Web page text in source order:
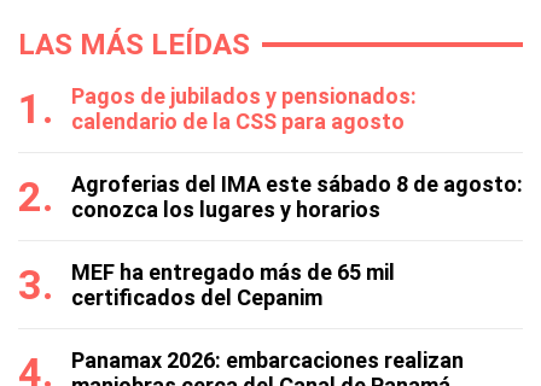
LAS MÁS LEÍDAS
Pagos de jubilados y pensionados:
calendario de la CSS para agosto
Agroferias del IMA este sábado 8 de agosto:
conozca los lugares y horarios
MEF ha entregado más de 65 mil
certificados del Cepanim
Panamax 2026: embarcaciones realizan